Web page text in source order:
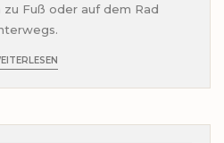
zu Fuß oder auf dem Rad